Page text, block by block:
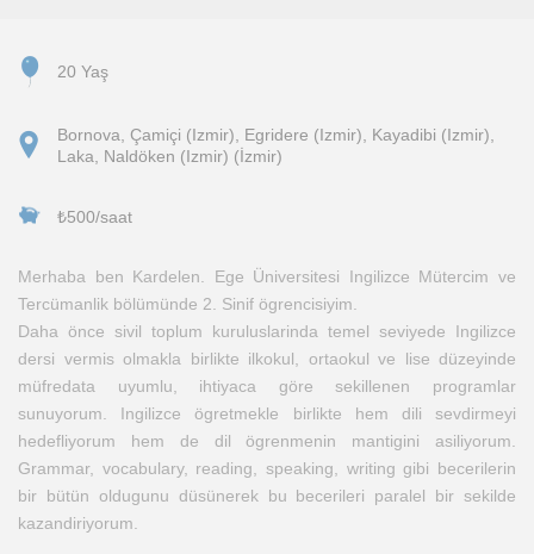
20 Yaş
Bornova, Çamiçi (Izmir), Egridere (Izmir), Kayadibi (Izmir),
Laka, Naldöken (Izmir) (İzmir)
₺500/saat
Merhaba ben Kardelen. Ege Üniversitesi Ingilizce Mütercim ve
Tercümanlik bölümünde 2. Sinif ögrencisiyim.
Daha önce sivil toplum kuruluslarinda temel seviyede Ingilizce
dersi vermis olmakla birlikte ilkokul, ortaokul ve lise düzeyinde
müfredata uyumlu, ihtiyaca göre sekillenen programlar
sunuyorum. Ingilizce ögretmekle birlikte hem dili sevdirmeyi
hedefliyorum hem de dil ögrenmenin mantigini asiliyorum.
Grammar, vocabulary, reading, speaking, writing gibi becerilerin
bir bütün oldugunu düsünerek bu becerileri paralel bir sekilde
kazandiriyorum.